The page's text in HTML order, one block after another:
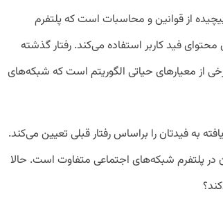
از قوانین و محاسبات است که پلتفرم‌
فید کاربر استفاده می‌کند. رفتار گذشته
از معیارهای حیاتی الگوریتم است که شبکه‌های
به فیدتان را براساس رفتار قبلی تعیین می‌کند.
در پلتفرم شبکه‌های اجتماعی متفاوت است. حالا